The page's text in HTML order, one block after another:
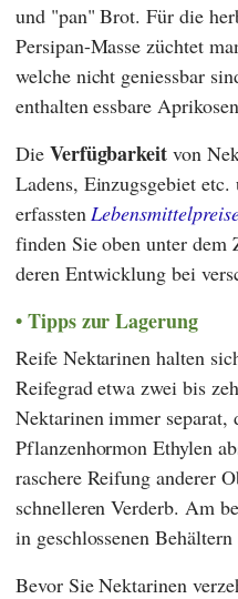
und "pan" Brot. Für die
Persipan-Masse züchtet
welche nicht geniessbar
enthalten essbare
Die Verfügbarkeit von
Ladens, Einzugsgebiet
erfassten
finden Sie oben unter
deren Entwicklung bei
Tipps zur Lagerung
Reife Nektarinen halten
Reifegrad etwa zwei bis
Nektarinen immer separat,
Pflanzenhormon Ethylen
raschere Reifung anderer
schnelleren Verderb. Am
in geschlossenen
Bevor Sie Nektarinen